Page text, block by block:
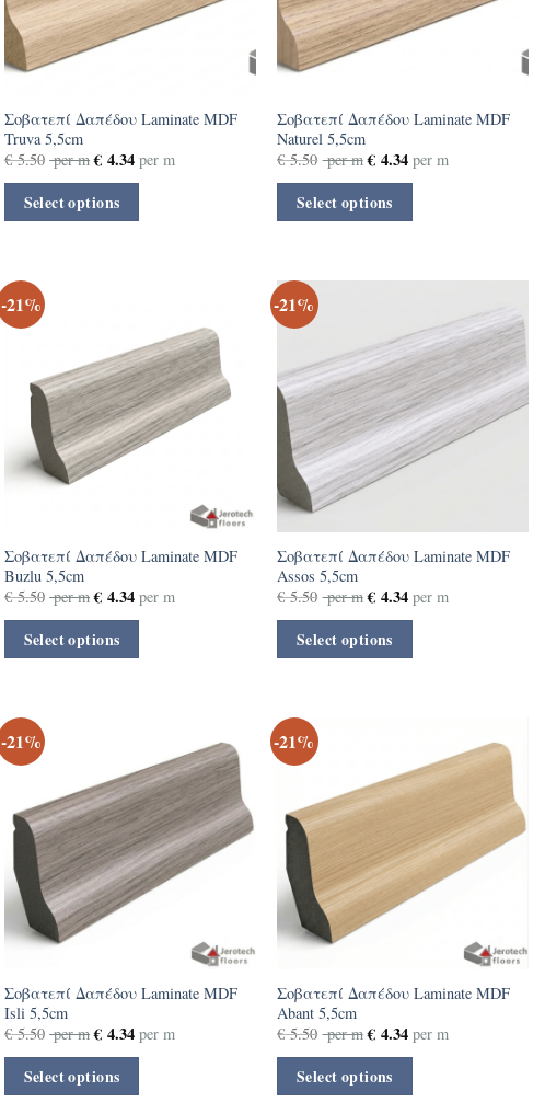
Σοβατεπί Δαπέδου Laminate MDF
Truva 5,5cm
€5.50 per m € 4.34 per m
Select options
Σοβατεπί Δαπέδου Laminate MDF
Naturel 5,5cm
€5.50 per m €4.34per m
Select options
-21%
Σοβατεπί Δαπέδου Laminate MDF
Buzlu 5,5cm
€5.50 per m € 4.34 per m
Select options
-21%
Σοβατεπί Δαπέδου Laminate MDF
Assos 5,5cm
€5.50 per m €4.34per m
Select options
-21%
Σοβατεπί Δαπέδου Laminate MDF
Isli 5,5cm
€5.50 per m € 4.34 per m
Select options
-21%
Σοβατεπί Δαπέδου Laminate MDF
Abant 5,5cm
€5.50 per m €4.34per m
Select options